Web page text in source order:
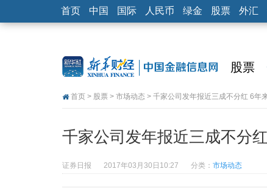
首页 中国 国际 人民币 绿金 股票 外汇
股票
首页 > 股票 > 市场动态 > 千家公司发年报近三成不分红 6年
千家公司发年报近三成不分
证券日报 2017年03月30日10:27 分类： 市场动态